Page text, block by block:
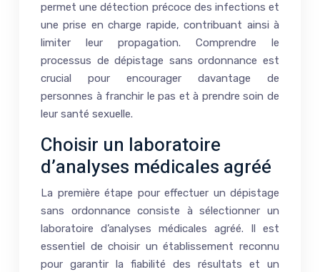
permet une détection précoce des infections et
une prise en charge rapide, contribuant ainsi à
limiter leur propagation. Comprendre le
processus de dépistage sans ordonnance est
crucial pour encourager davantage de
personnes à franchir le pas et à prendre soin de
leur santé sexuelle.
Choisir un laboratoire
d’analyses médicales agréé
La première étape pour effectuer un dépistage
sans ordonnance consiste à sélectionner un
laboratoire d’analyses médicales agréé. Il est
essentiel de choisir un établissement reconnu
pour garantir la fiabilité des résultats et un